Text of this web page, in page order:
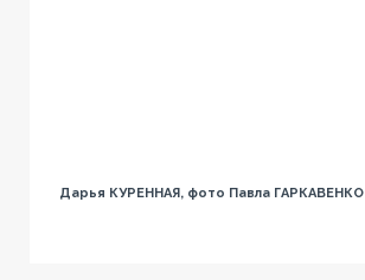
Дарья КУРЕННАЯ, фото Павла ГАРКАВЕНКО